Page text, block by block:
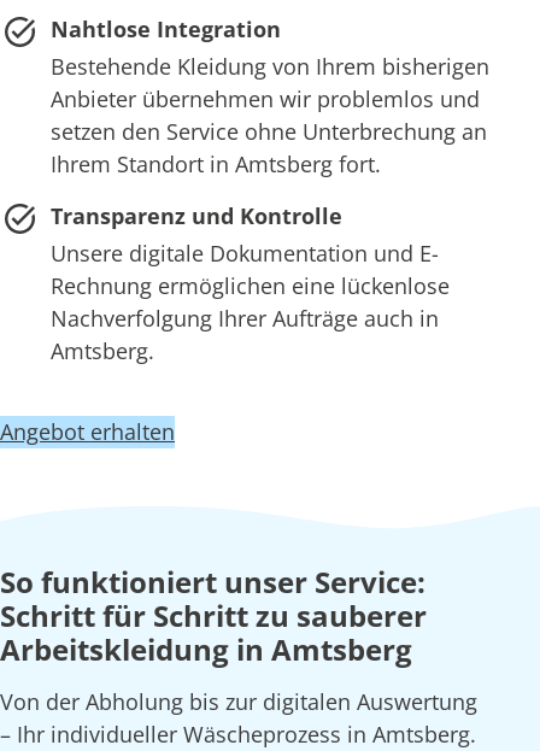
Nahtlose Integration
Bestehende Kleidung von Ihrem bisherigen
Anbieter übernehmen wir problemlos und
setzen den Service ohne Unterbrechung an
Ihrem Standort in Amtsberg fort.
Transparenz und Kontrolle
Unsere digitale Dokumentation und E-
Rechnung ermöglichen eine lückenlose
Nachverfolgung Ihrer Aufträge auch in
Amtsberg.
Angebot erhalten
So funktioniert unser Service:
Schritt für Schritt zu sauberer
Arbeitskleidung in Amtsberg
Von der Abholung bis zur digitalen Auswertung
– Ihr individueller Wäscheprozess in Amtsberg.